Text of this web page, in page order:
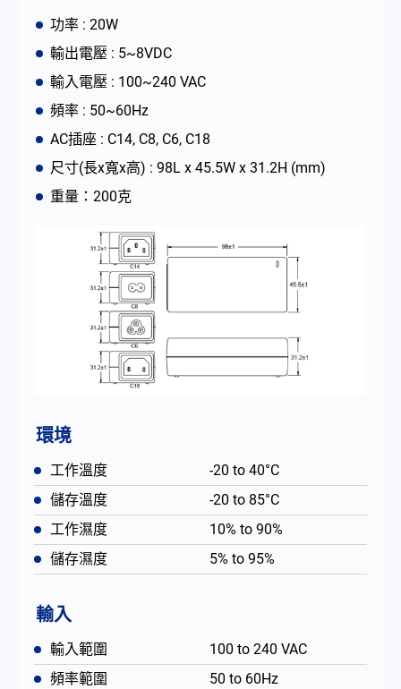
功率 : 20W
輸出電壓 : 5~8VDC
輸入電壓 : 100~240 VAC
頻率 : 50~60Hz
AC插座 : C14, C8, C6, C18
尺寸(長x寬x高) : 98L x 45.5W x 31.2H (mm)
重量：200克
環境
工作溫度
-20 to 40°C
儲存溫度
-20 to 85°C
工作濕度
10% to 90%
儲存濕度
5% to 95%
輸入
輸入範圍
100 to 240 VAC
頻率範圍
50 to 60Hz
简体中文